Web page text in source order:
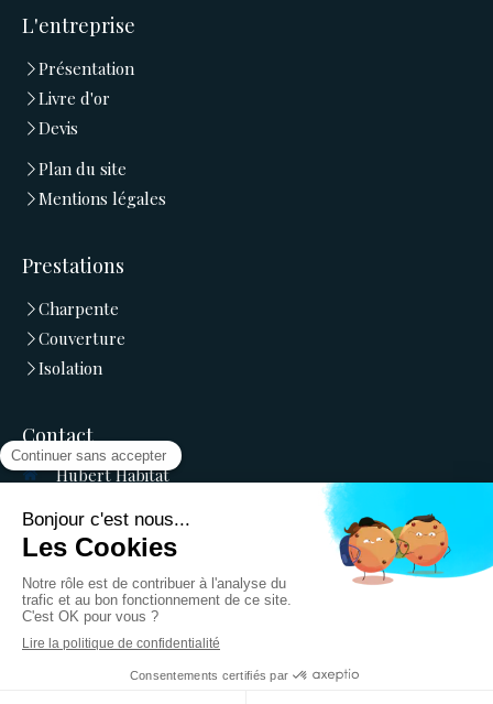
L'entreprise
Présentation
Livre d'or
Devis
Plan du site
Mentions légales
Prestations
Charpente
Couverture
Isolation
Contact
Hubert Habitat
33170 GRADIGNAN
Afficher le téléphone
Devis
Création et référencement du site par Simplébo